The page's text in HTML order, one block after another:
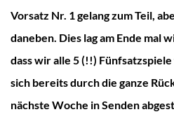
Vorsatz Nr. 1 gelang zum Teil,
daneben. Dies lag am Ende mal
dass wir alle 5 (!!)
sich bereits durch die ganze
nächste Woche in Senden